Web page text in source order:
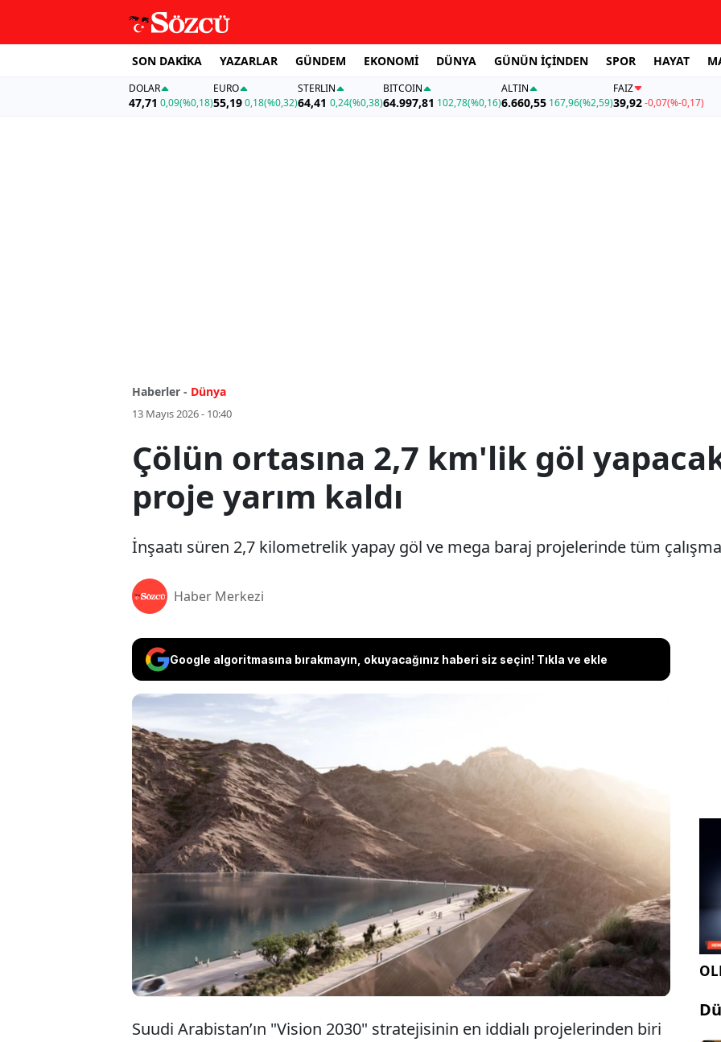
SON DAKİKA YAZARLAR GÜNDEM EKONOMİ DÜNYA GÜNÜN İÇİNDEN SPOR HAYAT
DOLAR
47,71 0,09(%0,18)
EURO
55,19 0,18(%0,32)
STERLIN
64,41 0,24(%0,38)
BITCOIN
64.997,81 102,78(%0,16)
ALTIN
6.660,55 167,96(%2,59)
FAİZ
39,92-0,07(%-0,17)
Haberler - Dünya
13 Mayıs 2026 - 10:40
Çölün ortasına 2,7 km'lik göl
proje yarım kaldı
İnşaatı süren 2,7 kilometrelik yapay göl ve mega baraj projelerinde tüm
Haber Merkezi
Google algoritmasına bırakmayın, okuyacağınız haberi siz seçin! Tıkla ve ekle
İnşaatı süren 2,7 kilometrelik yapay göl ve
mega baraj projelerinde tüm çalışmalar
durduruldu.
Suudi Arabistan’ın "Vision 2030" stratejisinin en iddialı projelerinden biri